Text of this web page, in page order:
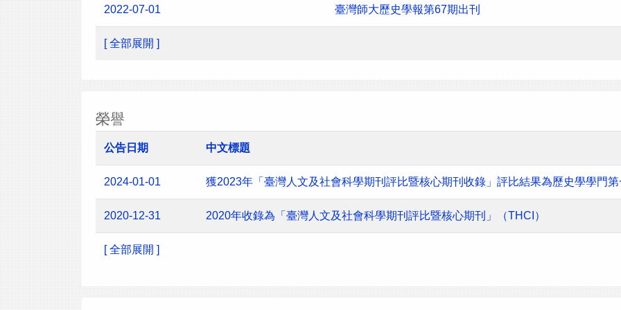
2022-07-01 臺灣師大歷史學報第67期出刊
[ 全部展開 ]
榮譽
公告日期 中文標題
2024-01-01 獲2023年「臺灣人文及社會科學期刊評比暨核心期刊收錄」評比結果為歷史學學門
2020-12-31 2020年收錄為「臺灣人文及社會科學期刊評比暨核心期刊」（THCI）
[ 全部展開 ]